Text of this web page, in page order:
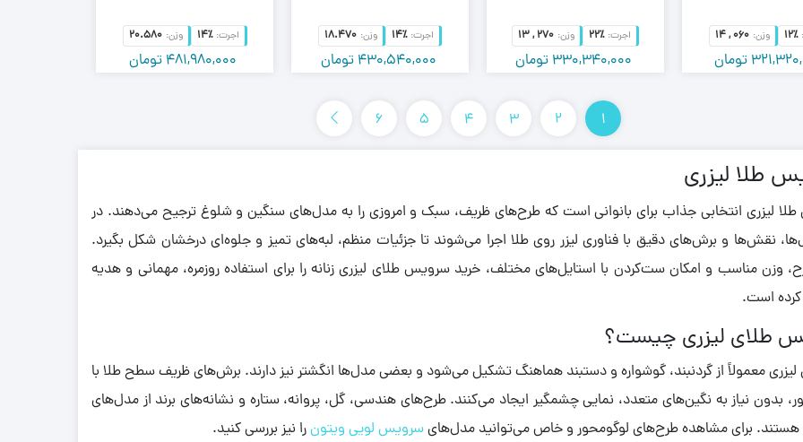
12٪ وزن: 14 , 060
تومان
اجرت: 22٪ وزن: 13 , 270
330,340,000 تومان
اجرت: 14٪ وزن: 18.470
430,540,000 تومان
اجرت: 14٪ وزن: 20.580
481,980,000 تومان
1
2
3
4
5
6
طلا لیزری
لیزری انتخابی جذاب برای بانوانی است که طرح‌های ظریف، سبک و امروزی را به مدل‌های سنگین و شلوغ ترجیح می‌دهند. در
نقش‌ها و برش‌های دقیق با فناوری لیزر روی طلا اجرا می‌شوند تا جزئیات منظم، لبه‌های تمیز و جلوه‌ای درخشان شکل بگیرد.
وزن مناسب و امکان ست‌کردن با استایل‌های مختلف، خرید سرویس طلای لیزری زنانه را برای استفاده روزمره، مهمانی و هدیه
است.
طلای لیزری چیست؟
معمولاً از گردنبند، گوشواره و دستبند هماهنگ تشکیل می‌شود و بعضی مدل‌ها انگشتر نیز دارند. برش‌های ظریف سطح طلا با
بدون نیاز به نگین‌های متعدد، نمایی چشمگیر ایجاد می‌کنند. طرح‌های هندسی، گل، پروانه، ستاره و نشانه‌های برند از مدل‌های
هستند. برای مشاهده طرح‌های لوگومحور و خاص می‌توانید مدل‌هایسرویس لویی ویتونرا نیز بررسی کنید.